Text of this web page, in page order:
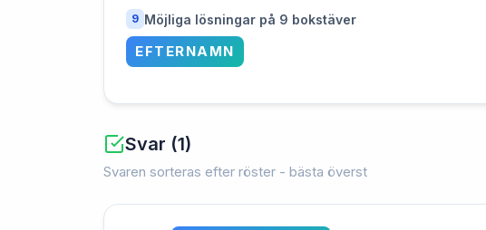
9 Möjliga lösningar på 9 bokstäver
EFTERNAMN
Svar (1)
Svaren sorteras efter röster - bästa överst